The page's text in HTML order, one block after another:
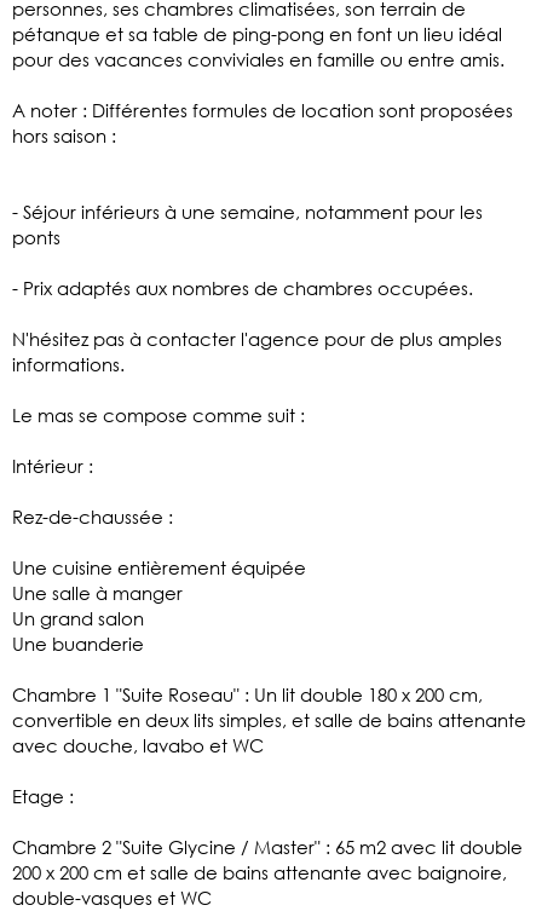
personnes, ses chambres climatisées, son terrain de
pétanque et sa table de ping-pong en font un lieu idéal
pour des vacances conviviales en famille ou entre amis.
A noter : Différentes formules de location sont proposées
hors saison :
- Séjour inférieurs à une semaine, notamment pour les
ponts
- Prix adaptés aux nombres de chambres occupées.
N'hésitez pas à contacter l'agence pour de plus amples
informations.
Le mas se compose comme suit :
Intérieur :
Rez-de-chaussée :
Une cuisine entièrement équipée
Une salle à manger
Un grand salon
Une buanderie
Chambre 1 "Suite Roseau" : Un lit double 180 x 200 cm,
convertible en deux lits simples, et salle de bains attenante
avec douche, lavabo et WC
Etage :
Chambre 2 "Suite Glycine / Master" : 65 m2 avec lit double
200 x 200 cm et salle de bains attenante avec baignoire,
double-vasques et WC